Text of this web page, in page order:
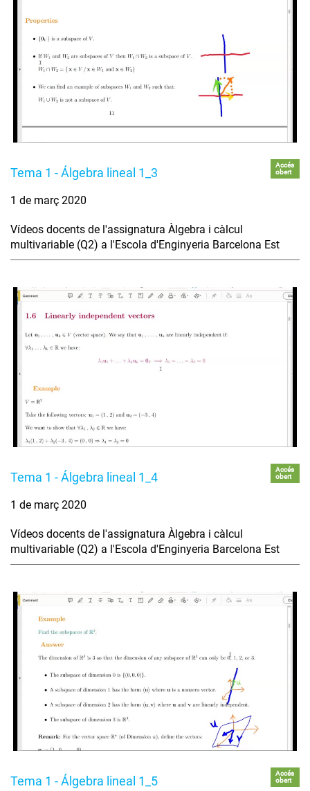
Tema 1 - Álgebra lineal 1_3
Accés
obert
1 de març 2020
Vídeos docents de l'assignatura Àlgebra i càlcul
multivariable (Q2) a l'Escola d'Enginyeria Barcelona Est
Tema 1 - Álgebra lineal 1_4
Accés
obert
1 de març 2020
Vídeos docents de l'assignatura Àlgebra i càlcul
multivariable (Q2) a l'Escola d'Enginyeria Barcelona Est
Tema 1 - Álgebra lineal 1_5
Accés
obert